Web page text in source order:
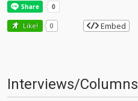
Like! 0 Embed
Interviews/Columns